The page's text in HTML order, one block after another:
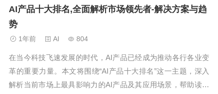
AI产品十大排名,全面解析市场领先者-解决方案与趋
势
1年前 AI 804
在当今科技飞速发展的时代，AI产品已经成为推动各行各业变
革的重要力量。本文将围绕“AI产品十大排名”这一主题，深入
解析当前市场上最具影响力的AI产品及其应用场景，帮助读者